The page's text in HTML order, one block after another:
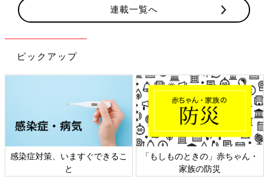
連載一覧へ
ピックアップ
「もしものときの」赤ちゃん・
家族の防災
日本外来小児科学会リーフレッ
ト検討会